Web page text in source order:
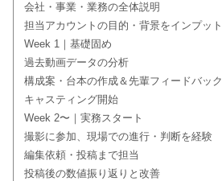
会社・事業・業務の全体説明
担当アカウントの目的・背景をインプット
Week 1｜基礎固め
過去動画データの分析
構成案・台本の作成＆先輩フィードバック
キャスティング開始
Week 2〜｜実務スタート
撮影に参加、現場での進行・判断を経験
編集依頼・投稿まで担当
投稿後の数値振り返りと改善